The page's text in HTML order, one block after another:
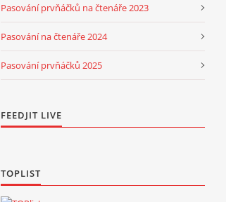
Pasování prvňáčků na čtenáře 2023
Pasování na čtenáře 2024
Pasování prvňáčků 2025
FEEDJIT LIVE
TOPLIST